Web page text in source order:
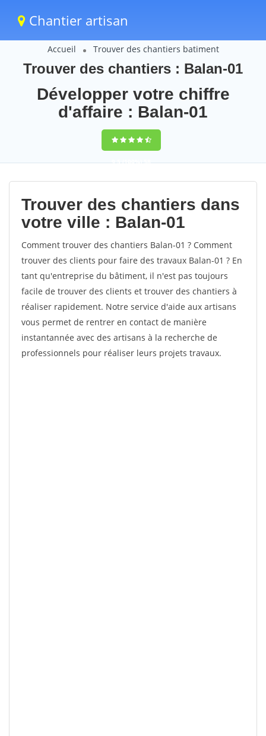
Chantier artisan
Accueil Trouver des chantiers batiment
Trouver des chantiers : Balan-01
Développer votre chiffre
d'affaire : Balan-01
9,5(100%)58
votes
Trouver des chantiers dans
votre ville : Balan-01
Comment trouver des chantiers Balan-01 ? Comment
trouver des clients pour faire des travaux Balan-01 ? En
tant qu'entreprise du bâtiment, il n'est pas toujours
facile de trouver des clients et trouver des chantiers à
réaliser rapidement. Notre service d'aide aux artisans
vous permet de rentrer en contact de manière
instantannée avec des artisans à la recherche de
professionnels pour réaliser leurs projets travaux.